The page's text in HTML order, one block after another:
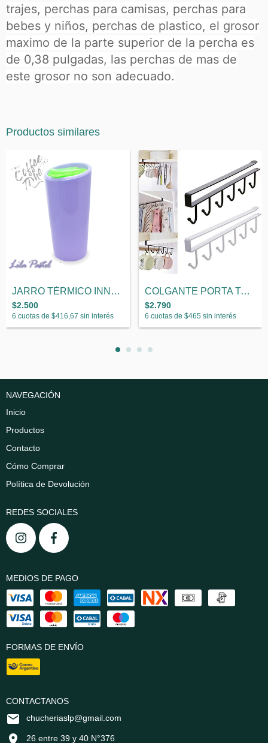
trajes, perchas para camisas, perchas para
bebes y niños, perchas de plastico, el grosor
maximo de la parte superior de la percha es
de 0,38 pulgadas, las perchas de mas de
este grosor no son adecuado.
Productos similares
JARRO TÉRMICO INNOVA
$2.500
6 cuotas de $416,67 sin interés
COLGANTE PORTA TAZAS PERCHERO
$2.790
6 cuotas de $465sin interés
NAVEGACIÓN
Inicio
Productos
Contacto
Cómo Comprar
Política de Devolución
REDES SOCIALES
MEDIOS DE PAGO
FORMAS DE ENVÍO
CONTACTANOS
chucheriaslp@gmail.com
26 entre 39 y 40 N°376